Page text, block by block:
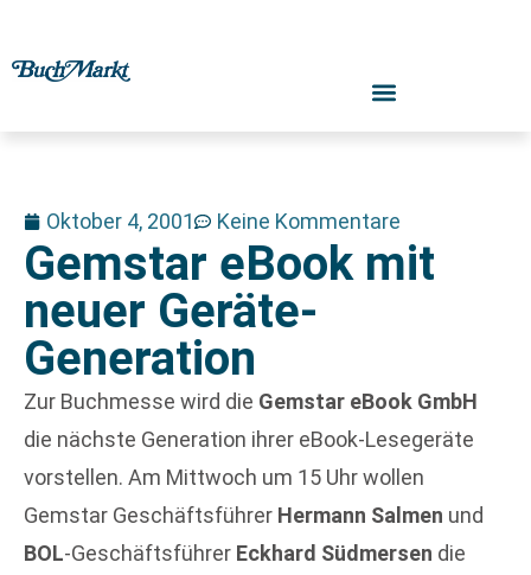
Oktober 4, 2001 Keine Kommentare
Gemstar eBook mit
neuer Geräte-
Generation
Zur Buchmesse wird die Gemstar eBook GmbH
die nächste Generation ihrer eBook-Lesegeräte
vorstellen. Am Mittwoch um 15 Uhr wollen
Gemstar Geschäftsführer Hermann Salmen und
BOL-Geschäftsführer Eckhard Südmersen die